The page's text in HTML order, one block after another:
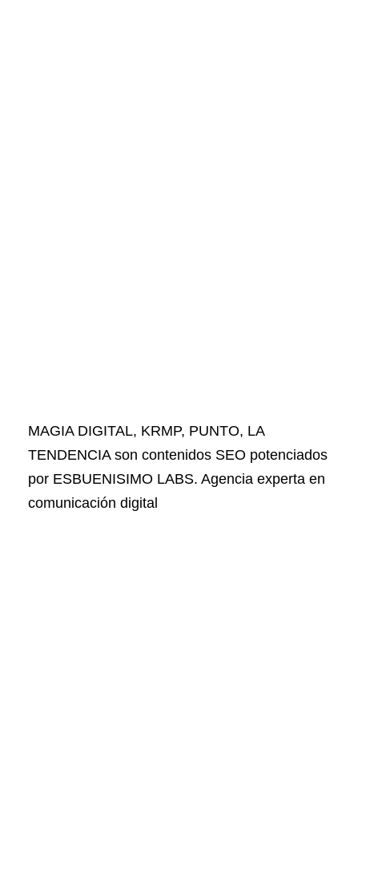
MAGIA DIGITAL, KRMP, PUNTO, LA
TENDENCIAson contenidos SEO potenciados
por ESBUENISIMO LABS. Agencia experta en
comunicación digital